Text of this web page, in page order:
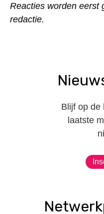
Reacties worden eerst
redactie.
Blijf op de
laatste